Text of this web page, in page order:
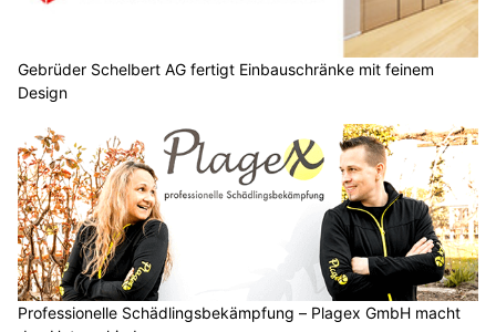
Gebrüder Schelbert AG fertigt Einbauschränke mit feinem
Design
Professionelle Schädlingsbekämpfung – Plagex GmbH macht